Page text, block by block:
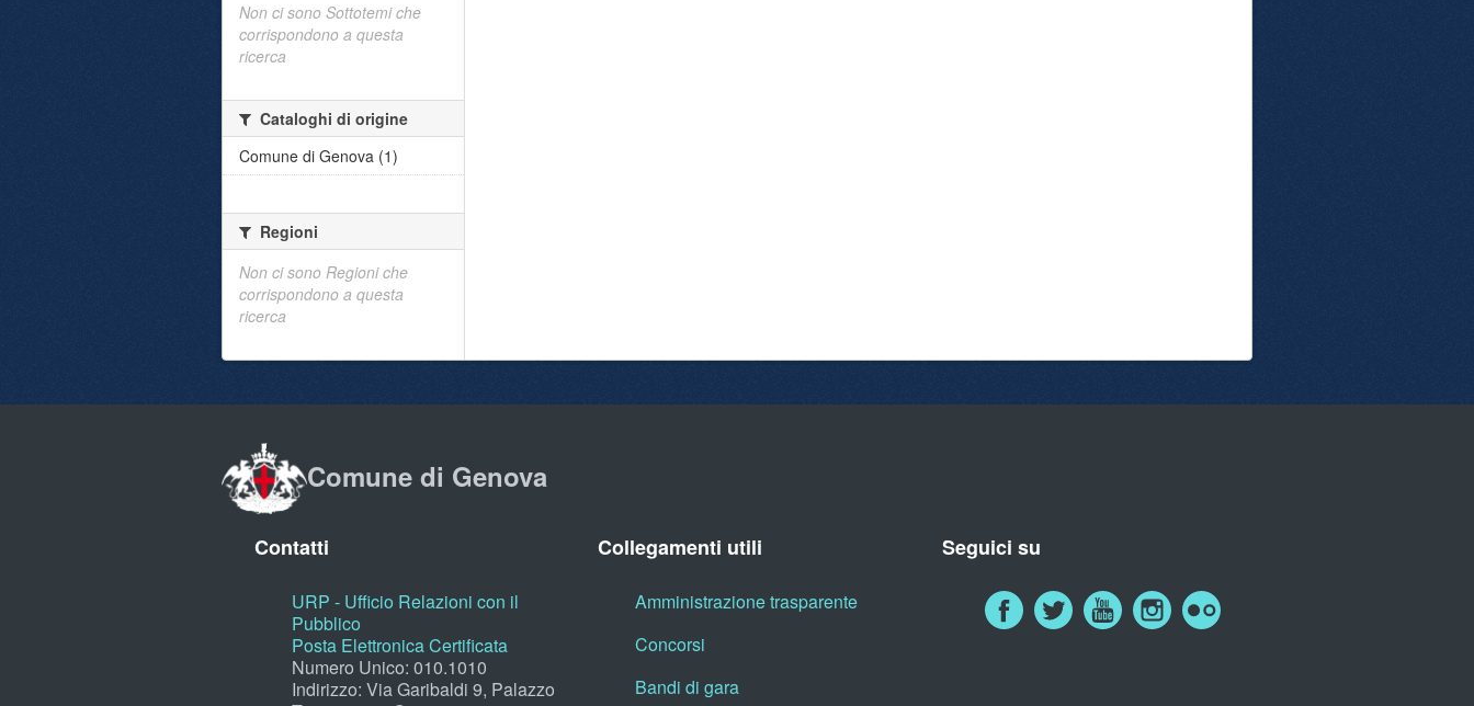
Non ci sono Sottotemi che
corrispondono a questa
ricerca
Cataloghi di origine
Comune di Genova (1)
Regioni
Non ci sono Regioni che
corrispondono a questa
ricerca
Comune di Genova
Contatti
URP - Ufficio Relazioni con il
Pubblico
Posta Elettronica Certificata
Numero Unico: 010.1010
Indirizzo: Via Garibaldi 9, Palazzo
Collegamenti utili
Amministrazione trasparente
Concorsi
Bandi di gara
Seguici su